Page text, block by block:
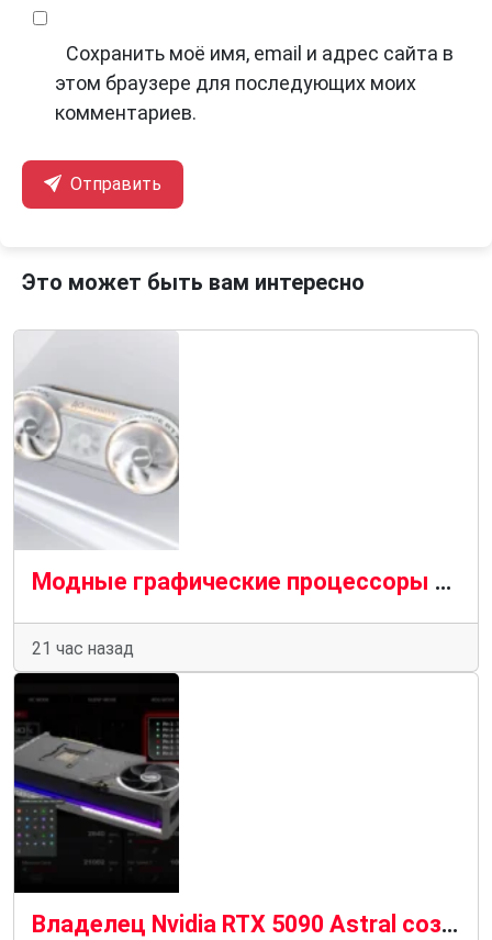
Сохранить моё имя, email и адрес сайта в
этом браузере для последующих моих
комментариев.
Отправить
Это может быть вам интересно
Модные графические процессоры Aorus Infinity от Gigabyte поступают на полки магазинов с огромным успехом
21 час назад
Владелец Nvidia RTX 5090 Astral создает инструмент для выключения ПК до того, как сгорит кабель 12 В-2×6